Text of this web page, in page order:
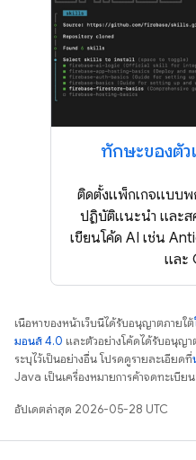
ทักษะของตั
ติดตั้งแพ็กเกจแบบพ
ปฏิบัติแนะนำ และส
เขียนโค้ด AI เช่น
และ
เนื้อหาของหน้าเว็บนี้ได้รับอนุญาตภายใต้
มอนส์ 4.0 และตัวอย่างโค้ดได้รับอนุญา
ระบุไว้เป็นอย่างอื่น โปรดดูรายละเอียดที่
Java เป็นเครื่องหมายการค้าจดทะเบี
อัปเดตล่าสุด 2026-05-28 UTC